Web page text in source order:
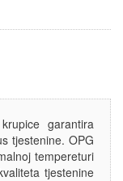
garantira
tjestenine. OPG
tempereturi
tjestenine